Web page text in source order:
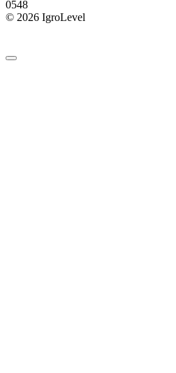
0548
© 2026 IgroLevel